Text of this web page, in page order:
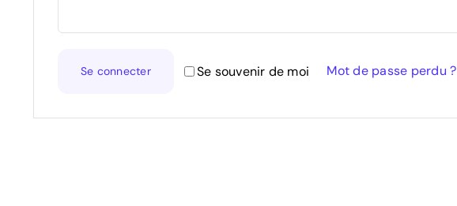
Se souvenir de moi
Se connecter Mot de passe perdu ?